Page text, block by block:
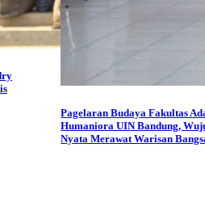
Pagelaran Budaya Fakultas
Humaniora UIN Bandung,
Nyata Merawat Warisan